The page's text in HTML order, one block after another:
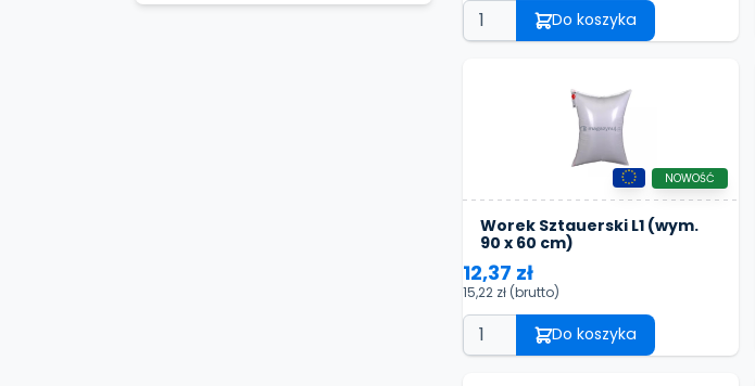
Do koszyka
Worek Sztauerski L1 (wym.
90 x 60 cm)
NOWOŚĆ
12,37 zł
15,22 zł (brutto)
Do koszyka